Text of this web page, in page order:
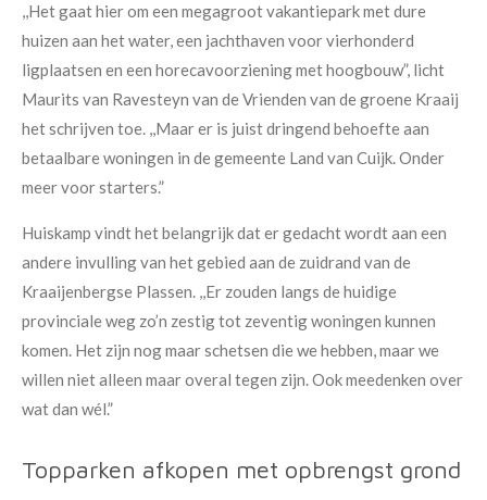
,,Het gaat hier om een megagroot vakantiepark met dure
huizen aan het water, een jachthaven voor vierhonderd
ligplaatsen en een horecavoorziening met hoogbouw”, licht
Maurits van Ravesteyn van de Vrienden van de groene Kraaij
het schrijven toe. ,,Maar er is juist dringend behoefte aan
betaalbare woningen in de gemeente Land van Cuijk. Onder
meer voor starters.”
Huiskamp vindt het belangrijk dat er gedacht wordt aan een
andere invulling van het gebied aan de zuidrand van de
Kraaijenbergse Plassen. ,,Er zouden langs de huidige
provinciale weg zo’n zestig tot zeventig woningen kunnen
komen. Het zijn nog maar schetsen die we hebben, maar we
willen niet alleen maar overal tegen zijn. Ook meedenken over
wat dan wél.”
Topparken afkopen met opbrengst grond